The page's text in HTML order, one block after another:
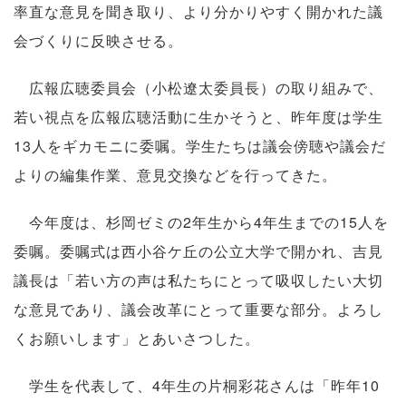
率直な意見を聞き取り、より分かりやすく開かれた議
会づくりに反映させる。
広報広聴委員会（小松遼太委員長）の取り組みで、
若い視点を広報広聴活動に生かそうと、昨年度は学生
13人をギカモニに委嘱。学生たちは議会傍聴や議会だ
よりの編集作業、意見交換などを行ってきた。
今年度は、杉岡ゼミの2年生から4年生までの15人を
委嘱。委嘱式は西小谷ケ丘の公立大学で開かれ、吉見
議長は「若い方の声は私たちにとって吸収したい大切
な意見であり、議会改革にとって重要な部分。よろし
くお願いします」とあいさつした。
学生を代表して、4年生の片桐彩花さんは「昨年10